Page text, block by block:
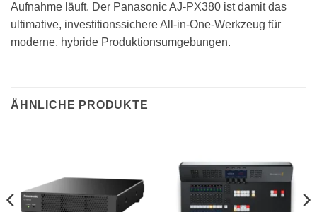
Aufnahme läuft. Der Panasonic AJ-PX380 ist damit das
ultimative, investitionssichere All-in-One-Werkzeug für
moderne, hybride Produktionsumgebungen.
ÄHNLICHE PRODUKTE